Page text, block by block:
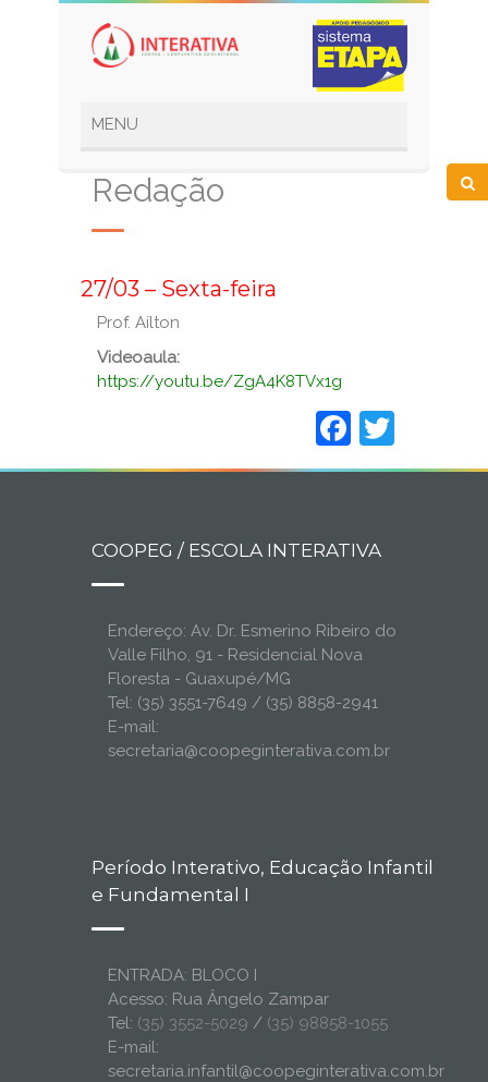
Redação
27/03 – Sexta-feira
Prof. Aílton
Videoaula:
https://youtu.be/ZgA4K8TVx1g
COOPEG / ESCOLA INTERATIVA
Endereço: Av. Dr. Esmerino Ribeiro do
Valle Filho, 91 - Residencial Nova
Floresta - Guaxupé/MG
Tel: (35) 3551-7649 / (35) 8858-2941
E-mail:
secretaria@coopeginterativa.com.br
Período Interativo, Educação Infantil
e Fundamental I
ENTRADA: BLOCO I
Acesso: Rua Ângelo Zampar
Tel: (35) 3552-5029 / (35) 98858-1055
E-mail:
secretaria.infantil@coopeginterativa.com.br